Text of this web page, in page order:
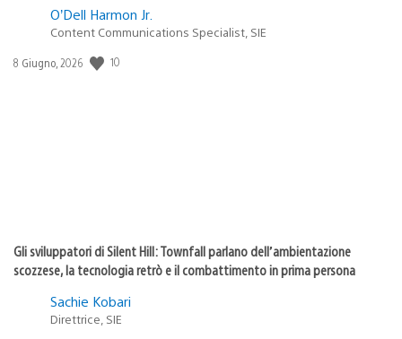
O’Dell Harmon Jr.
Content Communications Specialist, SIE
Data
8 Giugno, 2026 10
Gli sviluppatori di Silent Hill: Townfall parlano dell’ambientazione
scozzese, la tecnologia retrò e il combattimento in prima persona
Sachie Kobari
Direttrice, SIE